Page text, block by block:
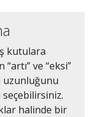
kutulara
ve “eksi”
uzunluğunu
seçebilirsiniz.
halinde bir